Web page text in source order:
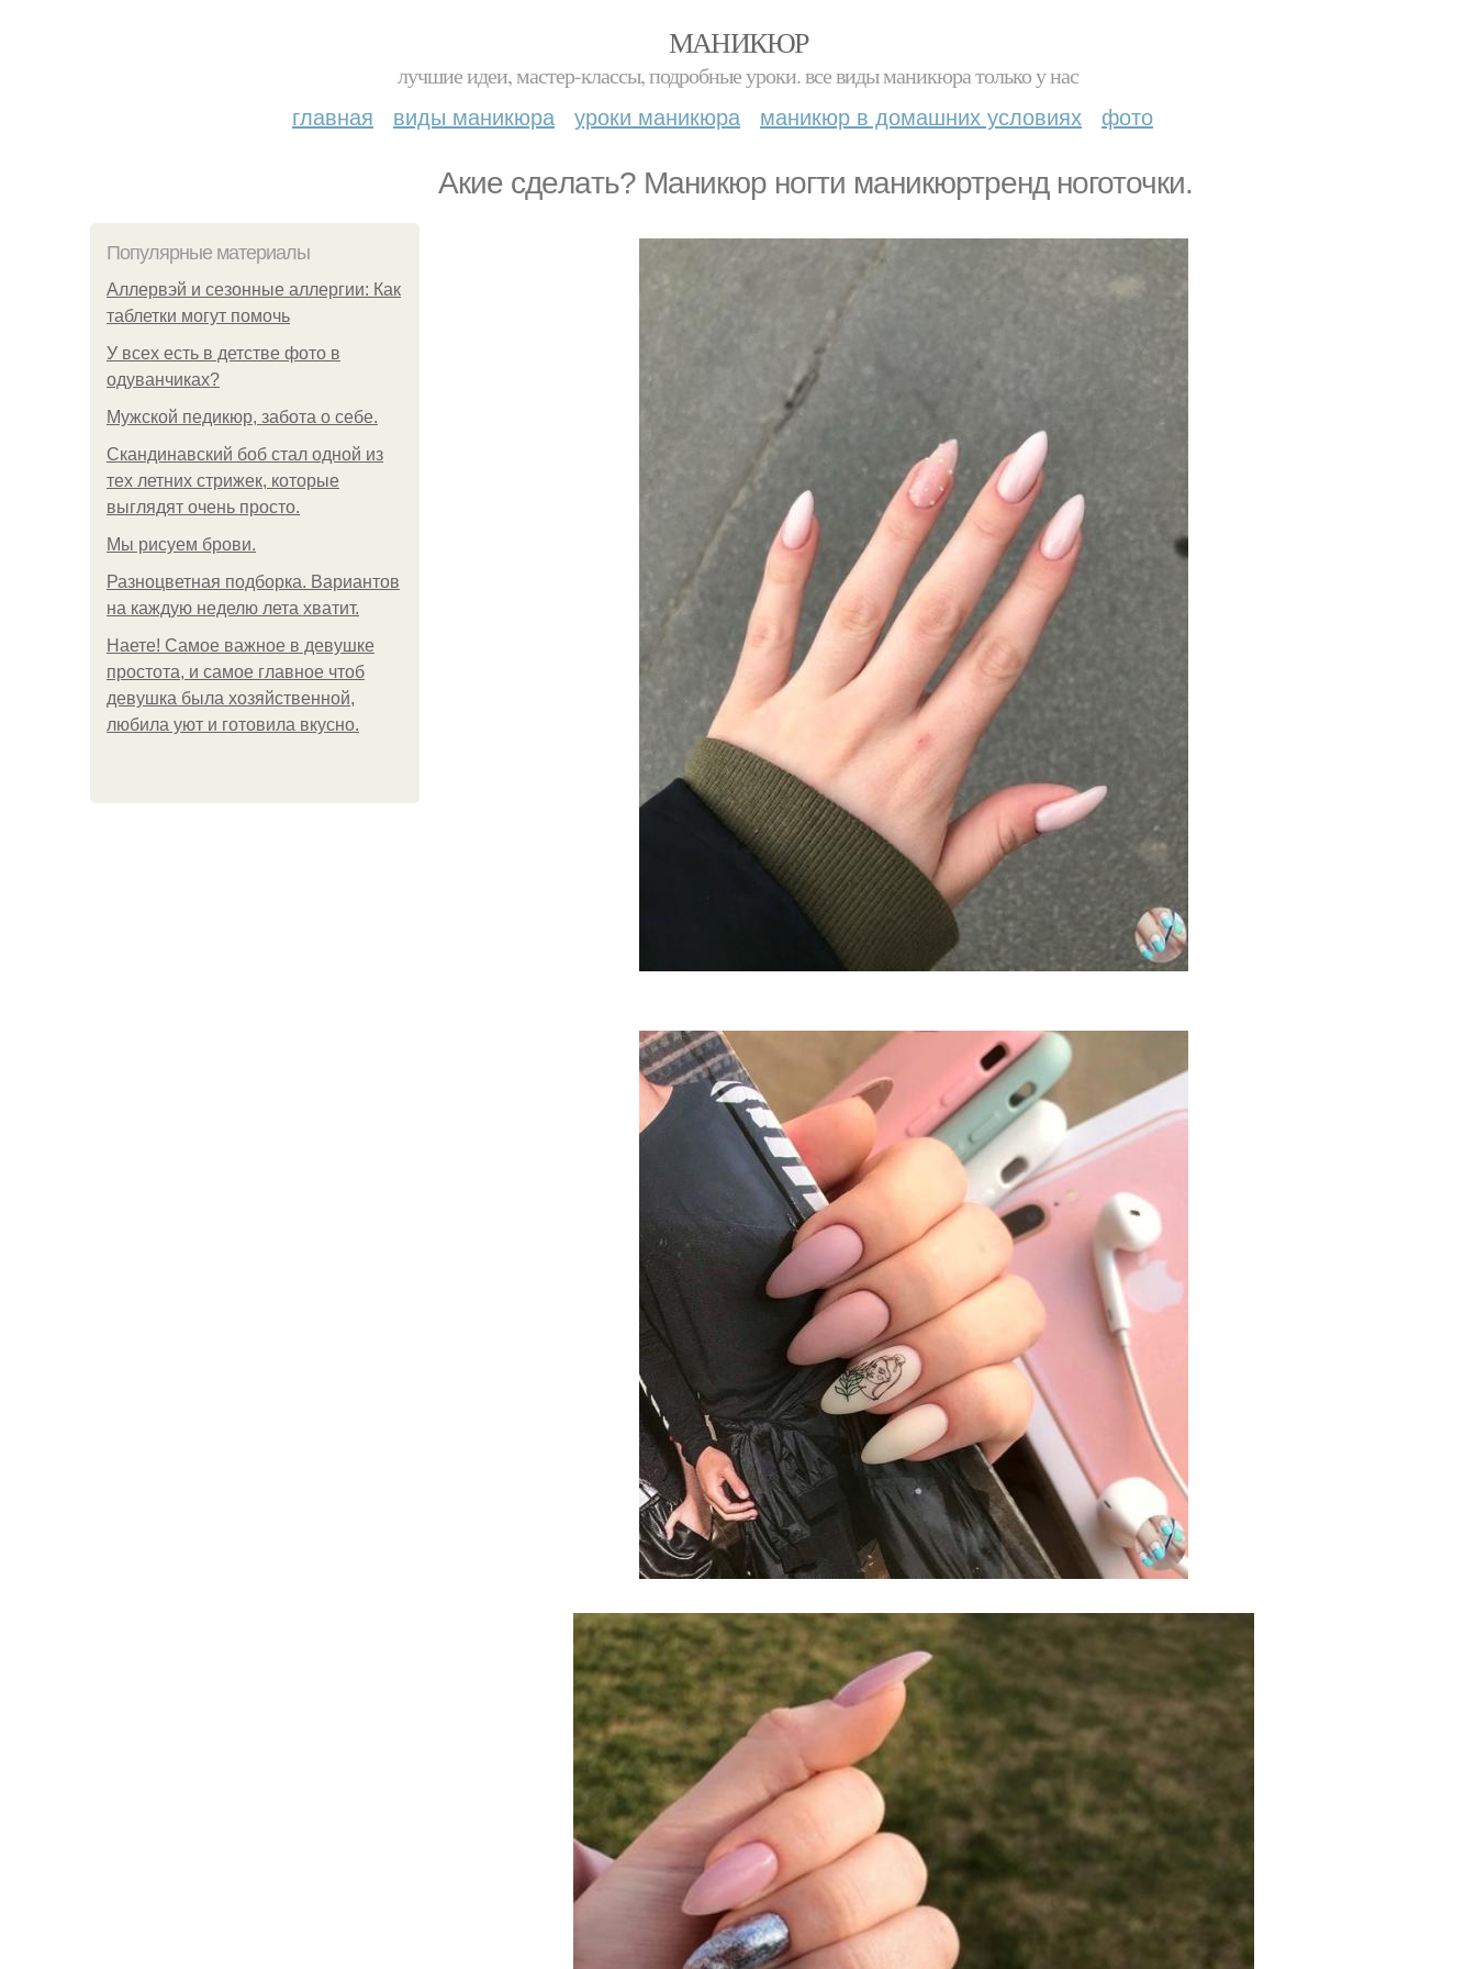
МАНИКЮР
лучшие идеи, мастер-классы, подробные уроки. все виды маникюра только у нас
главная виды маникюра уроки маникюра маникюр в домашних условиях фото
Aкиe cдeлaть? Маникюр ногти маникюртренд ноготочки.
Популярные материалы
Аллервэй и сезонные аллергии: Как
таблетки могут помочь
У всех есть в детстве фото в
одуванчиках?
Мужской педикюр, забота о себе.
Скандинавский боб стал одной из
тех летних стрижек, которые
выглядят очень просто.
Мы рисуем брови.
Разноцветная подборка. Вариантов
на каждую неделю лета хватит.
Наете! Самое важное в девушке
простота, и самое главное чтоб
девушка была хозяйственной,
любила уют и готовила вкусно.